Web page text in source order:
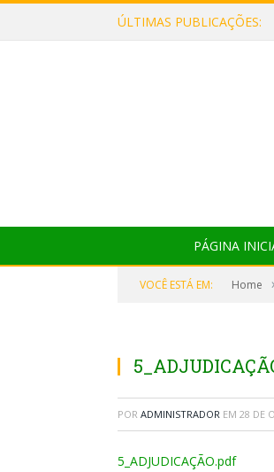
ÚLTIMAS PUBLICAÇÕES:
PÁGINA
VOCÊ ESTÁ EM: Home
POR ADMINISTRADOR EM 28 DE
5_ADJUDICAÇÃO.pdf